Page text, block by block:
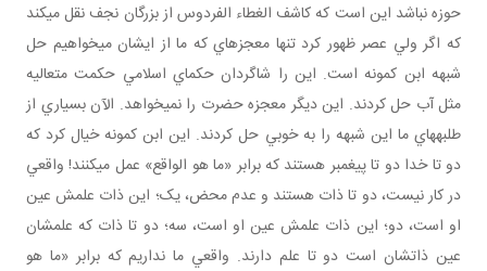
حوزه نباشد اين است که کاشف الغطاء الفردوس از بزرگان نجف نقل مي کند
که اگر ولي عصر ظهور کرد تنها معجزه اي که ما از ايشان مي خواهيم حل
شبهه ابن کمونه است. اين را شاگردان حکماي اسلامي حکمت متعاليه
مثل آب حل کردند. اين ديگر معجزه حضرت را نمي خواهد. الآن بسياري از
طلبه هاي ما اين شبهه را به خوبي حل کردند. اين ابن کمونه خيال کرد که
دو تا خدا دو تا پيغمبر هستند که برابر «ما هو الواقع» عمل می­کنند! واقعي
در کار نيست، دو تا ذات هستند و عدم محض، يک؛ اين ذات علمش عين
او است، دو؛ اين ذات علمش عين او است، سه؛ دو تا ذات که علمشان
عين ذاتشان است دو تا علم دارند. واقعي ما نداريم که برابر «ما هو